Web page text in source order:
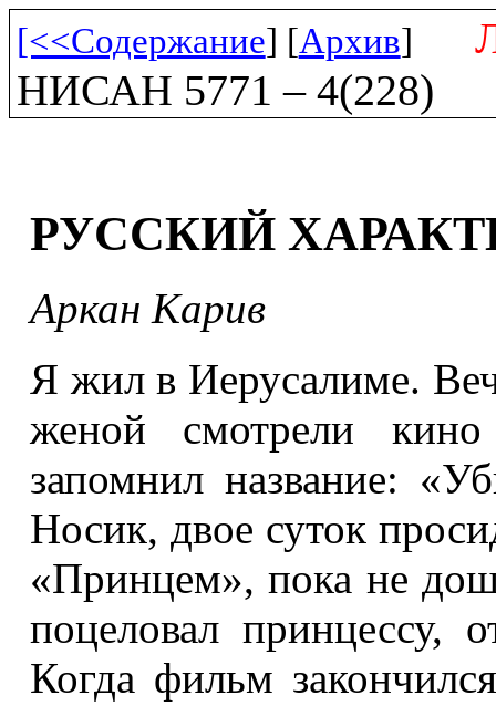
[<<Содержание] [Архив]
НИСАН 5771 – 4(228)
РУССКИЙ
Аркан Карив
Я жил в Иерусалиме.
женой смотрели
запомнил название:
Носик, двое суток
«Принцем», пока не
поцеловал принцессу,
Когда фильм